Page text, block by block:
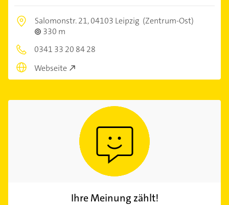
Salomonstr. 21,04103 Leipzig (Zentrum-Ost)
330 m
0341 33 20 84 28
Webseite
Ihre Meinung zählt!